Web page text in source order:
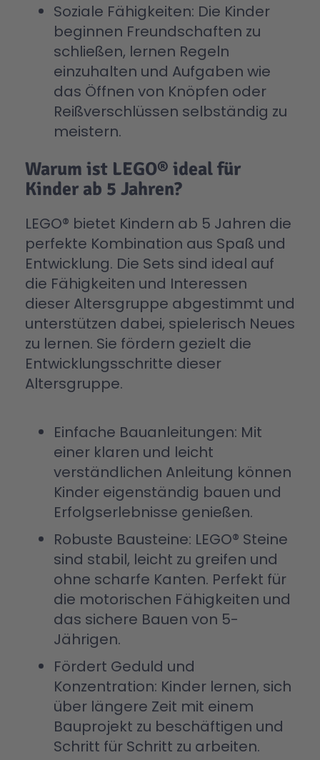
Soziale Fähigkeiten: Die Kinder
beginnen Freundschaften zu
schließen, lernen Regeln
einzuhalten und Aufgaben wie
das Öffnen von Knöpfen oder
Reißverschlüssen selbständig zu
meistern.
Warum ist LEGO® ideal für
Kinder ab 5 Jahren?
LEGO® bietet Kindern ab 5 Jahren die
perfekte Kombination aus Spaß und
Entwicklung. Die Sets sind ideal auf
die Fähigkeiten und Interessen
dieser Altersgruppe abgestimmt und
unterstützen dabei, spielerisch Neues
zu lernen. Sie fördern gezielt die
Entwicklungsschritte dieser
Altersgruppe.
Einfache Bauanleitungen: Mit
einer klaren und leicht
verständlichen Anleitung können
Kinder eigenständig bauen und
Erfolgserlebnisse genießen.
Robuste Bausteine: LEGO® Steine
sind stabil, leicht zu greifen und
ohne scharfe Kanten. Perfekt für
die motorischen Fähigkeiten und
das sichere Bauen von 5-
Jährigen.
Fördert Geduld und
Konzentration: Kinder lernen, sich
über längere Zeit mit einem
Bauprojekt zu beschäftigen und
Schritt für Schritt zu arbeiten.